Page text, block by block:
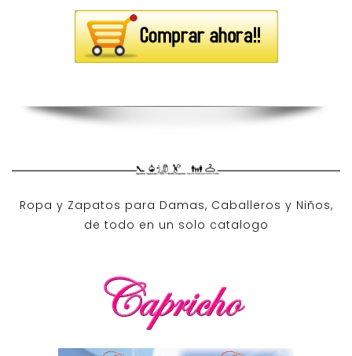
Ropa y Zapatos para Damas, Caballeros y Niños,
de todo en un solo catalogo